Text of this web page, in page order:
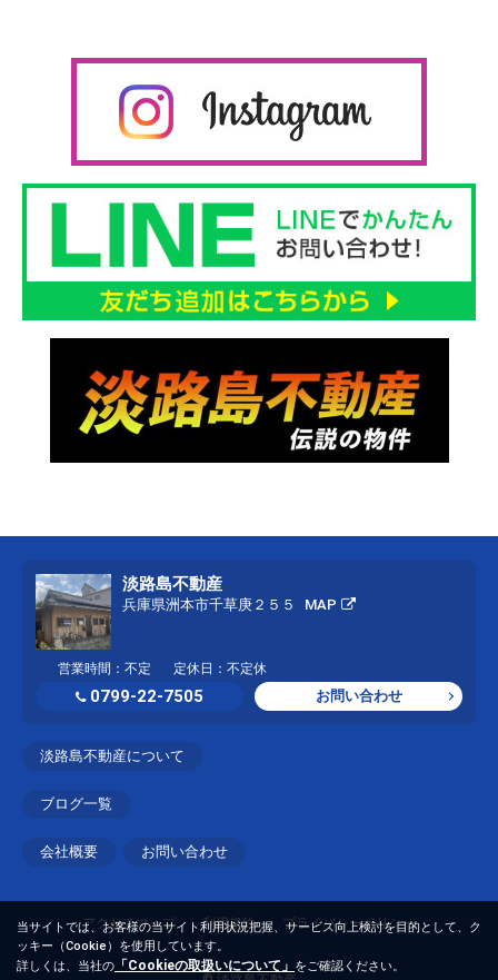
淡路島不動産
兵庫県洲本市千草庚２５５ MAP
営業時間：不定 定休日：不定休
0799-22-7505 お問い合わせ
淡路島不動産について
ブログ一覧
会社概要 お問い合わせ
アクセスマップ 利用規約 プライバシーポリシー
当サイトでは、お客様の当サイト利用状況把握、サービス向上検討を目的として、ク
ッキー（Cookie）を使用しています。
詳しくは、当社の 「Cookieの取扱いについて」 をご確認ください。